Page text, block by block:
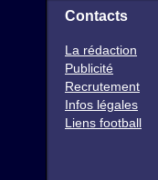
Contacts
La rédaction
Publicité
Recrutement
Infos légales
Liens football